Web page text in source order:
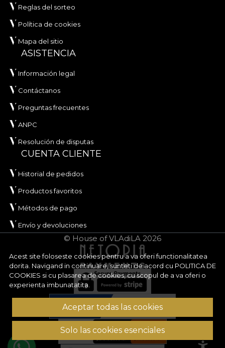
Acest site foloseste cookies pentru a va oferi functionalitatea
dorita. Navigand in continuare, sunteti de acord cu POLITICA DE
COOKIES si cu plasarea de cookies, cu scopul de a va oferi o
experienta imbunatatita.
Aceptar todas las cookies
Solo las cookies esenciales
Reglas del sorteo
Política de cookies
Mapa del sitio
ASISTENCIA
Información legal
Contáctanos
Preguntas frecuentes
ANPC
Resolución de disputas
CUENTA CLIENTE
Historial de pedidos
Productos favoritos
Métodos de pago
Envío y devoluciones
© House of VLAdiLA 2026